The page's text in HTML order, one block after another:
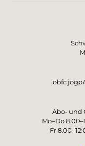
Abo- und
Mo–Do
Fr